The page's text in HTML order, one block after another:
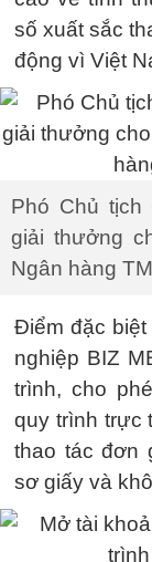
số xuất sắc
động vì Việt
Phó Chủ tịch
giải thưởng
Ngân hàng
Điểm đặc
nghiệp BIZ
trình, cho
quy trình trực
thao tác đơn
sơ giấy và